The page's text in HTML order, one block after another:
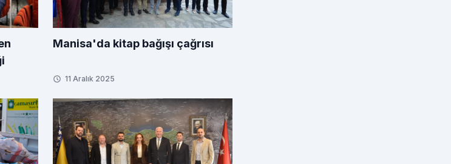
Manisa'da kitap bağışı çağrısı
11 Aralık 2025